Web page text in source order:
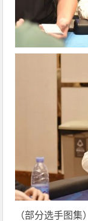
（部分选手图集）